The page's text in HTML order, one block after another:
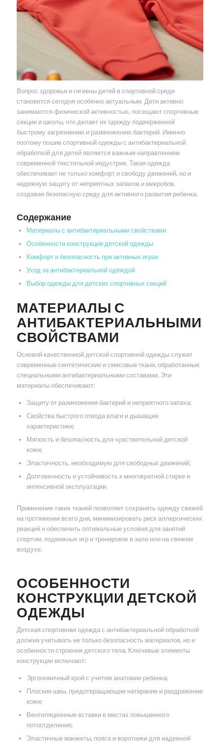
Вопрос здоровья и гигиены детей в спортивной среде
становится сегодня особенно актуальным. Дети активно
занимаются физической активностью, посещают спортивные
секции и школы, что делает их одежду подверженной
быстрому загрязнению и размножению бактерий. Именно
поэтому пошив спортивной одежды с антибактериальной
обработкой для детей является важным направлением
современной текстильной индустрии. Такая одежда
обеспечивает не только комфорт и свободу движений, но и
надежную защиту от неприятных запахов и микробов,
создавая безопасную среду для активного развития ребенка.
Содержание
Материалы с антибактериальными свойствами
Особенности конструкции детской одежды
Комфорт и безопасность при активных играх
Уход за антибактериальной одеждой
Выбор одежды для детских спортивных секций
МАТЕРИАЛЫ С
АНТИБАКТЕРИАЛЬНЫМИ
СВОЙСТВАМИ
Основой качественной детской спортивной одежды служат
современные синтетические и смесовые ткани, обработанные
специальными антибактериальными составами. Эти
материалы обеспечивают:
Защиту от размножения бактерий и неприятного запаха;
Свойства быстрого отвода влаги и дышащие
характеристики;
Мягкость и безопасность для чувствительной детской
кожи;
Эластичность, необходимую для свободных движений;
Долговечность и устойчивость к многократной стирке и
интенсивной эксплуатации.
Применение таких тканей позволяет сохранять одежду свежей
на протяжении всего дня, минимизировать риск аллергических
реакций и обеспечить оптимальные условия для занятий
спортом, подвижных игр и тренировок в зале или на свежем
воздухе.
ОСОБЕННОСТИ
КОНСТРУКЦИИ ДЕТСКОЙ
ОДЕЖДЫ
Детская спортивная одежда с антибактериальной обработкой
должна учитывать не только безопасность материалов, но и
особенности строения детского тела. Ключевые элементы
конструкции включают:
Эргономичный крой с учетом анатомии ребенка;
Плоские швы, предотвращающие натирание и раздражение
кожи;
Вентиляционные вставки в местах повышенного
потоотделения;
Эластичные манжеты, пояса и воротники для надежной